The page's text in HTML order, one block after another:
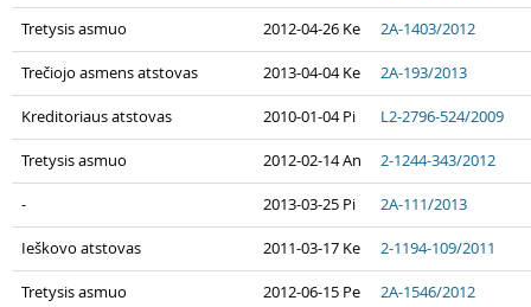
Tretysis asmuo 2012-04-26 Ke 2A-1403/2012
Trečiojo asmens atstovas 2013-04-04 Ke 2A-193/2013
Kreditoriaus atstovas 2010-01-04 Pi L2-2796-524/2009
Tretysis asmuo 2012-02-14 An 2-1244-343/2012
- 2013-03-25 Pi 2A-111/2013
Ieškovo atstovas 2011-03-17 Ke 2-1194-109/2011
Tretysis asmuo 2012-06-15 Pe 2A-1546/2012